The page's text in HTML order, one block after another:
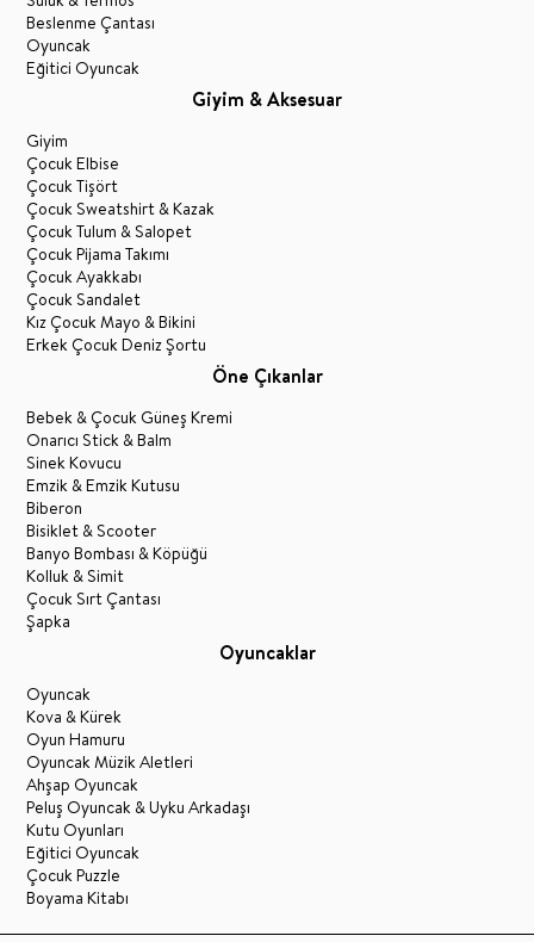
Beslenme Çantası
Oyuncak
Eğitici Oyuncak
Giyim & Aksesuar
Giyim
Çocuk Elbise
Çocuk Tişört
Çocuk Sweatshirt & Kazak
Çocuk Tulum & Salopet
Çocuk Pijama Takımı
Çocuk Ayakkabı
Çocuk Sandalet
Kız Çocuk Mayo & Bikini
Erkek Çocuk Deniz Şortu
Öne Çıkanlar
Bebek & Çocuk Güneş Kremi
Onarıcı Stick & Balm
Sinek Kovucu
Emzik & Emzik Kutusu
Biberon
Bisiklet & Scooter
Banyo Bombası & Köpüğü
Kolluk & Simit
Çocuk Sırt Çantası
Şapka
Oyuncaklar
Oyuncak
Kova & Kürek
Oyun Hamuru
Oyuncak Müzik Aletleri
Ahşap Oyuncak
Peluş Oyuncak & Uyku Arkadaşı
Kutu Oyunları
Eğitici Oyuncak
Çocuk Puzzle
Boyama Kitabı